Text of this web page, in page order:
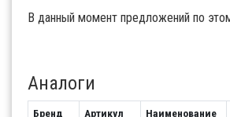
В данный момент предложений по
Аналоги
Бренд Артикул Наименование